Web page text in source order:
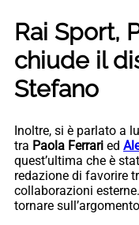
Rai Sport,
chiude il
Stefano
Inoltre, si è parlato a
tra Paola Ferrari ed
quest’ultima che è
redazione di favorire
collaborazioni
tornare